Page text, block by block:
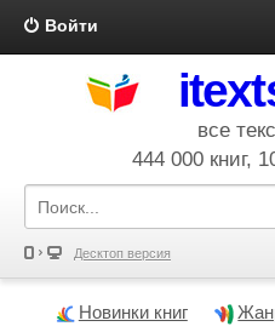
Войти
все
444 000 книг,
Десктоп версия
Новинки книг